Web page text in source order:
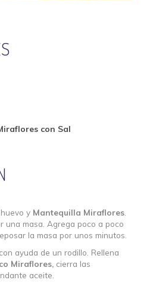
con Sal
y Mantequilla Miraflores
una masa. Agrega poco a poco
la masa por unos minutos.
ayuda de un rodillo. Rellena
Miraflores, cierra las
aceite.